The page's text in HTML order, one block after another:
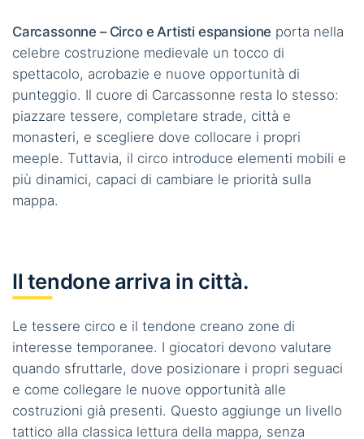
Carcassonne – Circo e Artisti espansione porta nella
celebre costruzione medievale un tocco di
spettacolo, acrobazie e nuove opportunità di
punteggio. Il cuore di Carcassonne resta lo stesso:
piazzare tessere, completare strade, città e
monasteri, e scegliere dove collocare i propri
meeple. Tuttavia, il circo introduce elementi mobili e
più dinamici, capaci di cambiare le priorità sulla
mappa.
Il tendone arriva in città.
Le tessere circo e il tendone creano zone di
interesse temporanee. I giocatori devono valutare
quando sfruttarle, dove posizionare i propri seguaci
e come collegare le nuove opportunità alle
costruzioni già presenti. Questo aggiunge un livello
tattico alla classica lettura della mappa, senza